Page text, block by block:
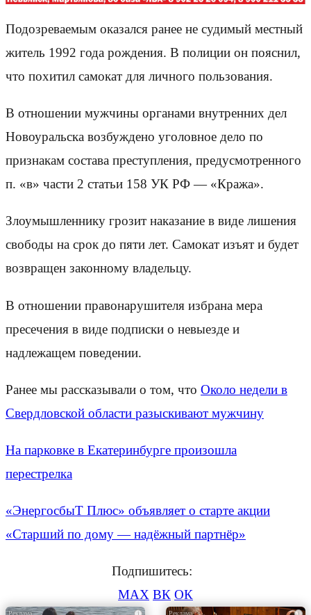
Подозреваемым оказался ранее не судимый местный
житель 1992 года рождения. В полиции он пояснил,
что похитил самокат для личного пользования.
В отношении мужчины органами внутренних дел
Новоуральска возбуждено уголовное дело по
признакам состава преступления, предусмотренного
п. «в» части 2 статьи 158 УК РФ — «Кража».
Злоумышленнику грозит наказание в виде лишения
свободы на срок до пяти лет. Самокат изъят и будет
возвращен законному владельцу.
В отношении правонарушителя избрана мера
пресечения в виде подписки о невыезде и
надлежащем поведении.
Ранее мы рассказывали о том, что Около недели в
Свердловской области разыскивают мужчину
На парковке в Екатеринбурге произошла
перестрелка
«ЭнергосбыТ Плюс» объявляет о старте акции
«Старший по дому — надёжный партнёр»
Подпишитесь:
MAX ВК ОК
i i